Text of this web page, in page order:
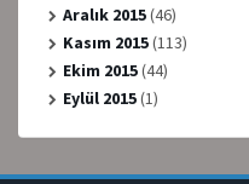
Aralık 2015(46)
Kasım 2015(113)
Ekim 2015(44)
Eylül 2015(1)